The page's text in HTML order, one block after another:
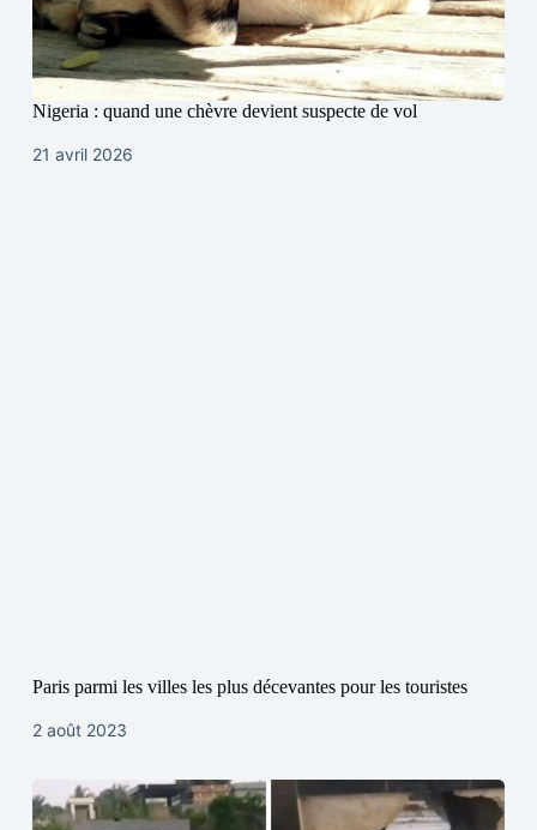
Nigeria : quand une chèvre devient suspecte de vol
21 avril 2026
Paris parmi les villes les plus décevantes pour les touristes
2 août 2023